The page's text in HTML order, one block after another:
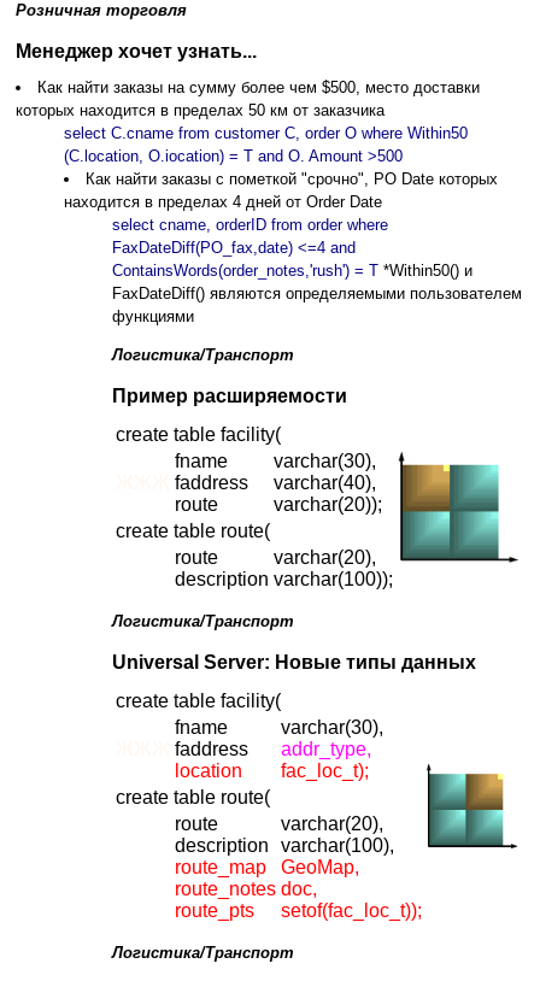
Pозничная торговля
Менеджер хочет узнать...
Как найти заказы на сумму более чем $500, место доставки
которых находится в пределах 50 км от заказчика
select C.cname from customer C, order O where Within50
(C.location, O.iocation) = T and O. Amount >500
Как найти заказы с пометкой "срочно", РО Date которых
находится в пределах 4 дней от Order Date
select cname, orderID from order where
FaxDateDiff(PO_fax,date) <=4 and
ContainsWords(order_notes,'rush') = T *Within50() и
FaxDateDiff() являются определяемыми пользователем
функциями
Логистика/Транспорт
Пример расширяемости
create table facility(
fname
faddress
route
varchar(30),
varchar(40),
varchar(20));
create table route(
route
description
varchar(20),
varchar(100));
Логистика/Транспорт
Universal Server: Новые типы данных
create table facility(
fname
faddress
location
varchar(30),
addr_type,
fac_loc_t);
create table route(
route
description
route_map
route_notes
route_pts
varchar(20),
varchar(100),
GeoMap,
doc,
setof(fac_loc_t));
Логистика/Транспорт